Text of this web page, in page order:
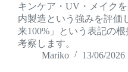
キンケア・UV・メイク
内製造という強みを評価
来100%」という表記の
考察します。
Mariko
13/06/2026